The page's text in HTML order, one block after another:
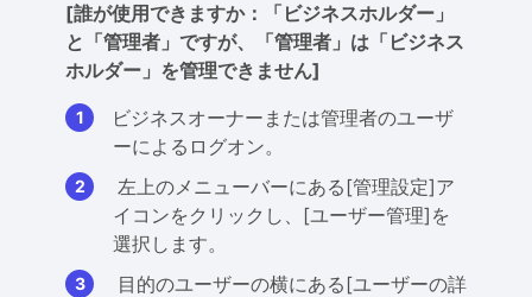
[誰が使用できますか：「ビジネスホルダー」
と「管理者」ですが、「管理者」は「ビジネス
ホルダー」を管理できません]
ビジネスオーナーまたは管理者のユーザ
ーによるログオン。
左上のメニューバーにある[管理設定]ア
イコンをクリックし、[ユーザー管理]を
選択します。
目的のユーザーの横にある[ユーザーの詳